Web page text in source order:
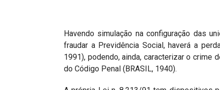
Havendo simulação na configuração das
fraudar a Previdência Social, haverá a
1991), podendo, ainda, caracterizar o crime
do Código Penal (BRASIL, 1940).